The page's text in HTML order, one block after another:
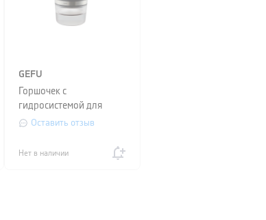
GEFU
Горшочек с
гидросистемой для
выращивания зелени
BOTANICO, диаметр
Оставить отзыв
Нет в наличии